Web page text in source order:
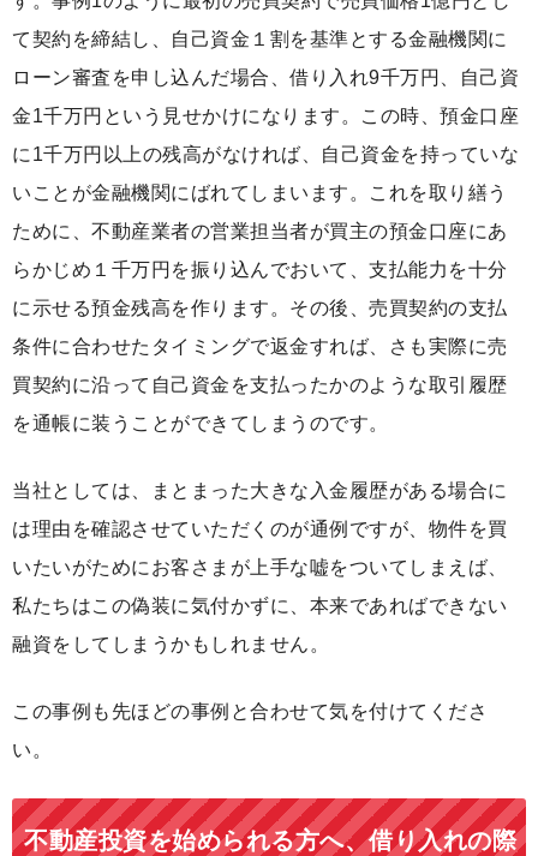
て契約を締結し、自己資金１割を基準とする金融機関に
ローン審査を申し込んだ場合、借り入れ9千万円、自己資
金1千万円という見せかけになります。この時、預金口座
に1千万円以上の残高がなければ、自己資金を持っていな
いことが金融機関にばれてしまいます。これを取り繕う
ために、不動産業者の営業担当者が買主の預金口座にあ
らかじめ１千万円を振り込んでおいて、支払能力を十分
に示せる預金残高を作ります。その後、売買契約の支払
条件に合わせたタイミングで返金すれば、さも実際に売
買契約に沿って自己資金を支払ったかのような取引履歴
を通帳に装うことができてしまうのです。
当社としては、まとまった大きな入金履歴がある場合に
は理由を確認させていただくのが通例ですが、物件を買
いたいがためにお客さまが上手な嘘をついてしまえば、
私たちはこの偽装に気付かずに、本来であればできない
融資をしてしまうかもしれません。
この事例も先ほどの事例と合わせて気を付けてくださ
い。
不動産投資を始められる方へ、借り入れの際